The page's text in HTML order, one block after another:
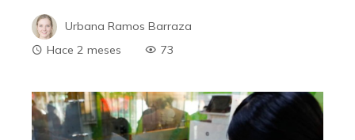
Urbana Ramos Barraza
Hace 2 meses
73